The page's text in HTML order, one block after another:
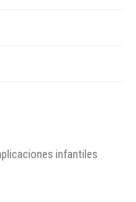
infantiles